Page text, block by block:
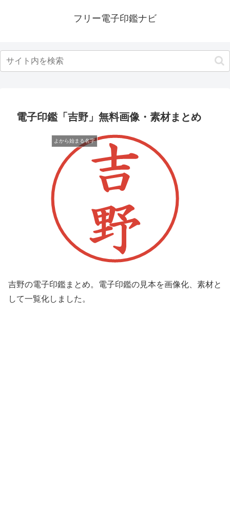
フリー電子印鑑ナビ
電子印鑑「吉野」無料画像・素材まとめ
よから始まる名字
吉野の電子印鑑まとめ。電子印鑑の見本を画像化、素材と
して一覧化しました。